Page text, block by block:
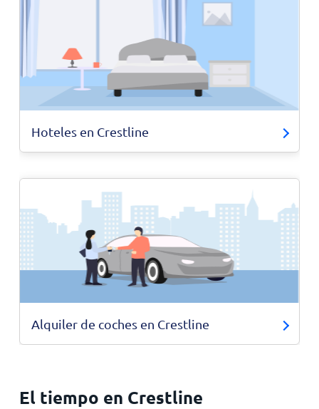
Hoteles en Crestline
Alquiler de coches en Crestline
El tiempo en Crestline